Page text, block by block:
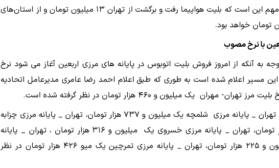
وی یادآور شد: یک نکته مهم این است که بلیت هواپیما رفت و برگشت از تهران ۱۳ میلیون تومان و از استان‌های
با نرخ مصوب
به آنکه از امروز فروش بلیت اتوبوس در پایانه های مرزی اربعین آغاز می شود نرخ
مسیر اعلام شده است به طوری که‌ طبق اعلام احمد رضا عامری مدیرعامل اتحادیه
مهران یک میلیون و ۴۶۰ هزار تومان در نظر گرفته شده است.
وی ادامه داد: نرخ بلیت تهران _ پایانه مرزی شلمچه یک میلیون و ۷۳۷ هزار تومان، تهران _ پایانه مرزی چزابه
یک میلیون و ۷۰۰ هزار تومان، تهران _ پایانه مرزی خسروی یک میلیون و ۳۱۶ هزار تومان ، تهران _ پایانه
مرزی باشماق یک میلیون و ۲۲۵ هزار تومان، تهران _ پایانه مرزی تمرچین یک میو ۴۲۶ هزار تومان در نظر